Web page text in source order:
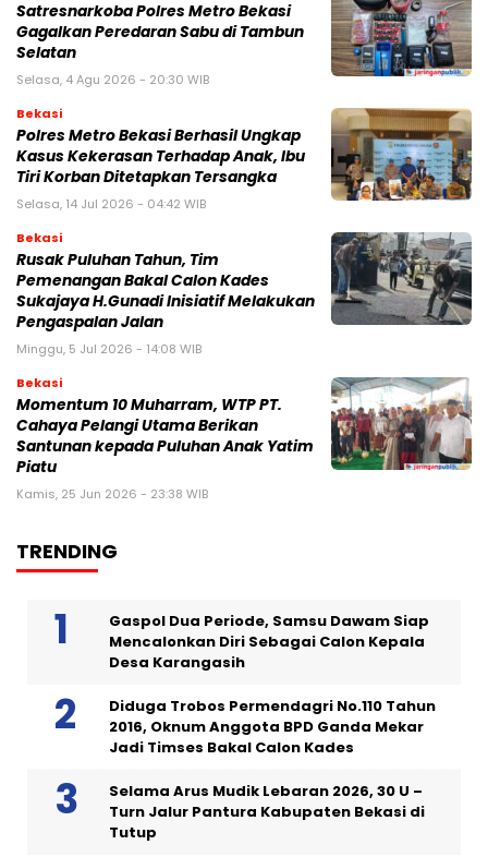
Satresnarkoba Polres Metro Bekasi
Gagalkan Peredaran Sabu di Tambun
Selatan
Selasa, 4 Agu 2026 - 20:30 WIB
Bekasi
Polres Metro Bekasi Berhasil Ungkap
Kasus Kekerasan Terhadap Anak, Ibu
Tiri Korban Ditetapkan Tersangka
Selasa, 14 Jul 2026 - 04:42 WIB
Bekasi
Rusak Puluhan Tahun, Tim
Pemenangan Bakal Calon Kades
Sukajaya H.Gunadi Inisiatif Melakukan
Pengaspalan Jalan
Minggu, 5 Jul 2026 - 14:08 WIB
Bekasi
Momentum 10 Muharram, WTP PT.
Cahaya Pelangi Utama Berikan
Santunan kepada Puluhan Anak Yatim
Piatu
Kamis, 25 Jun 2026 - 23:38 WIB
TRENDING
Gaspol Dua Periode, Samsu Dawam Siap
Mencalonkan Diri Sebagai Calon Kepala
Desa Karangasih
Diduga Trobos Permendagri No.110 Tahun
2016, Oknum Anggota BPD Ganda Mekar
Jadi Timses Bakal Calon Kades
Selama Arus Mudik Lebaran 2026, 30 U –
Turn Jalur Pantura Kabupaten Bekasi di
Tutup